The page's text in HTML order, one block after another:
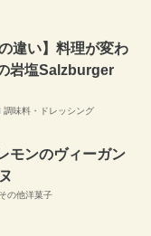
違い】料理が変わ
岩塩Salzburger
調味料・ドレッシング
モンのヴィーガン
その他洋菓子